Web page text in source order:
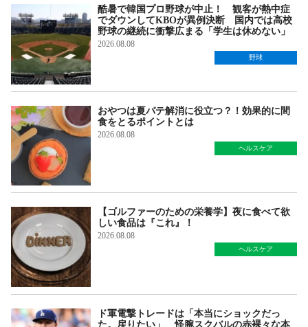
酷暑で韓国プロ野球が中止！ 観客が熱中症
でダウンしてKBOが異例決断 国内では高校
野球の継続に衝撃広まる「学生は休めない」
2026.08.08
野球
おやつは夏バテ解消に役立つ？！効果的に間
食をとるポイントとは
2026.08.08
ヘルスケア
【ゴルファーのための栄養学】夜に食べて欲
しい食品は『これ』！
2026.08.08
ヘルスケア
ド軍電撃トレードは「本当にショックだっ
た。戻りたい」 怪腕スクバルの赤裸々な本